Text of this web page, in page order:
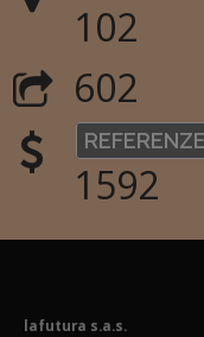
102
602
1592
lafutura s.a.s.